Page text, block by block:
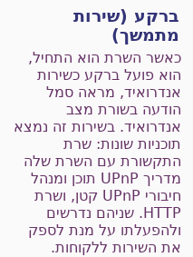
ברקע (שירות
מתמשך)
כאשר השרת הוא התחיל,
הוא פועל ברקע כשירות
אנדרואיד, מראה סמל
הודעה בשורת מצב
אנדרואיד. בשירות זה נמצא
תוכניות שונות: שרת
התקשורת עם השרת שלה
מדריך UPnP תוכן ומנהל
חיבורי UPnP קטן, ושרת
HTTP. שניהם נדרשים
ולהפעלתו על מנת לספק
את השירות ללקוחות.